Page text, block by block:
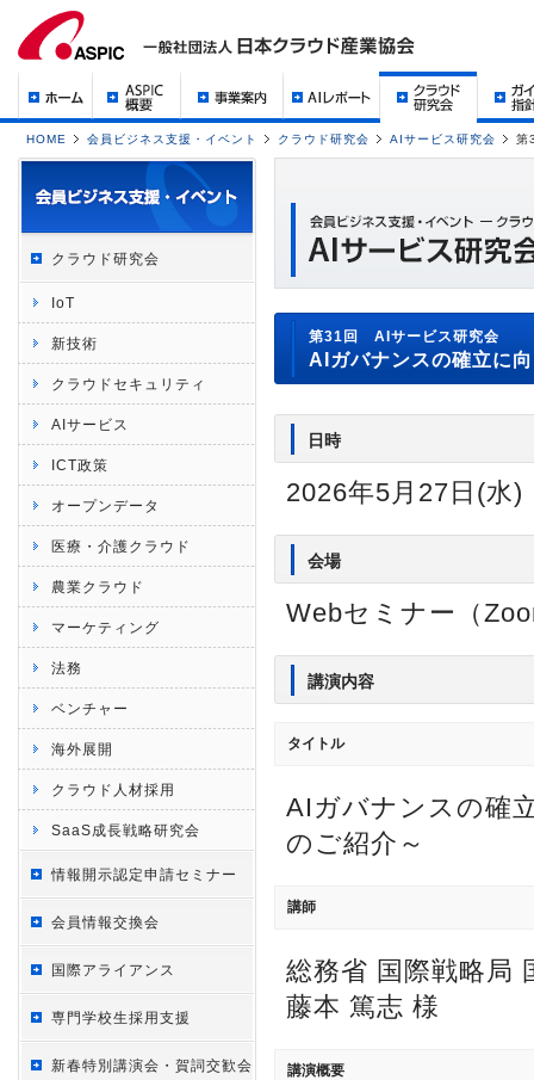
HOME 会員ビジネス支援・イベント クラウド研究会 AIサービス研究会 第
クラウド研究会
IoT
新技術
クラウドセキュリティ
AIサービス
ICT政策
オープンデータ
医療・介護クラウド
農業クラウド
マーケティング
法務
ベンチャー
海外展開
クラウド人材採用
SaaS成長戦略研究会
情報開示認定申請セミナー
会員情報交換会
国際アライアンス
専門学校生採用支援
新春特別講演会・賀詞交歓会
第31回 AIサービス研究会
AIガバナンスの確立に
日時
2026年5月27日(
会場
Webセミナー（
講演内容
タイトル
AIガバナンスの確
のご紹介～
講師
総務省 国際戦略局
藤本 篤志 様
講演概要